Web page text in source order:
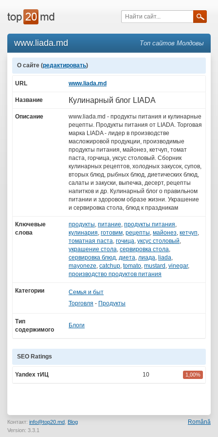
www.liada.md Топ сайтов Молдовы
О сайте (редактировать)
URL www.liada.md
Название Кулинарный блог LIADA
Описание
www.liada.md - продукты питания и кулинарные
рецепты. Продукты питания от LIADA. Торговая
марка LIADA - лидер в производстве
масложировой продукции, производимые
продукты питания, майонез, кетчуп, томат
паста, горчица, уксус столовый. Сборник
кулинарных рецептов, холодных закусок, супов,
вторых блюд, рыбных блюд, диетических блюд,
салаты и закуски, выпечка, десерт, рецепты
напитков и др. Кулинарный блог о правильном
питании и здоровом образе жизни. Украшение
и сервировка стола, блюд к праздникам
Ключевые
слова
продукты, питание, продукты питания,
кулинария, готовим, рецепты, майонез, кетчуп,
томатная паста, гочица, уксус столовый,
украшение стола, сервировка стола,
сервировка блюд, диета, лиада, liada,
mayoneze, catchup, tomato, mustard , vinegar,
производство продуктов питания
Категории
Семья и быт
Торговля - Продукты
Тип
содержимого
Блоги
SEO Ratings
Yandex тИЦ 10 1,00%
Контакт: info@top20.md Blog
Version: 3.3.1
Română